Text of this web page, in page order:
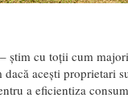
știm cu toții cum
acești proprietari
a eficientiza